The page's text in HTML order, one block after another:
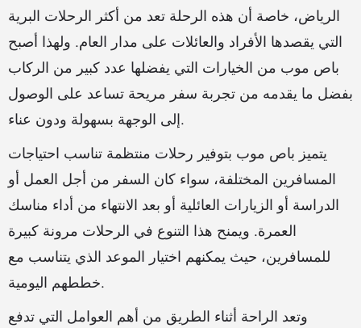
الرياض، خاصة أن هذه الرحلة تعد من أكثر الرحلات البرية
التي يقصدها الأفراد والعائلات على مدار العام. ولهذا أصبح
باص موب من الخيارات التي يفضلها عدد كبير من الركاب
بفضل ما يقدمه من تجربة سفر مريحة تساعد على الوصول
إلى الوجهة بسهولة ودون عناء.
يتميز باص موب بتوفير رحلات منتظمة تناسب احتياجات
المسافرين المختلفة، سواء كان السفر من أجل العمل أو
الدراسة أو الزيارات العائلية أو بعد الانتهاء من أداء مناسك
العمرة. ويمنح هذا التنوع في الرحلات مرونة كبيرة
للمسافرين، حيث يمكنهم اختيار الموعد الذي يتناسب مع
خططهم اليومية.
وتعد الراحة أثناء الطريق من أهم العوامل التي تدفع